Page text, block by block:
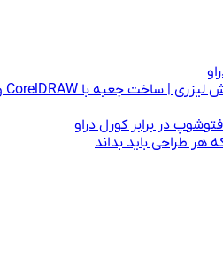
آموزش طراحی جعبه برش لیزری | ساخت جعبه با CorelDRAW و
در برابر کورل دراو
هر طراحی باید بداند